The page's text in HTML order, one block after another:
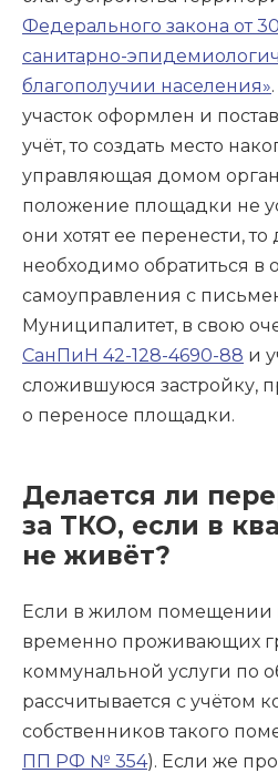
Федерального закона от
санитарно-
благополучии населения»
участок оформлен и
учёт, то создать место
управляющая домом
положение площадки не
они хотят ее перенести, то
необходимо обратиться в
самоуправления с
Муниципалитет, в свою
СанПиН 42-128-4690-88 и
сложившуюся застройку,
о переносе площадки.
Делается ли
за ТКО, если в
не живёт?
Если в жилом помещении
временно проживающих
коммунальной услуги по
рассчитывается с учётом
собственников такого
ПП РФ № 354). Если же